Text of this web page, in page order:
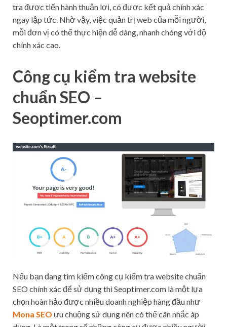
tra được tiến hành thuận lợi, có được kết quả chính xác
ngay lập tức. Nhờ vậy, việc quản trị web của mỗi người,
mỗi đơn vị có thể thực hiện dễ dàng, nhanh chóng với độ
chính xác cao.
Công cụ kiểm tra website
chuẩn SEO –
Seoptimer.com
Nếu bạn đang tìm kiếm công cụ kiểm tra website chuẩn
SEO chính xác để sử dụng thì Seoptimer.com là một lựa
chọn hoàn hảo được nhiều doanh nghiệp hàng đầu như
Mona SEO ưu chuộng sử dụng nên có thể cân nhắc áp